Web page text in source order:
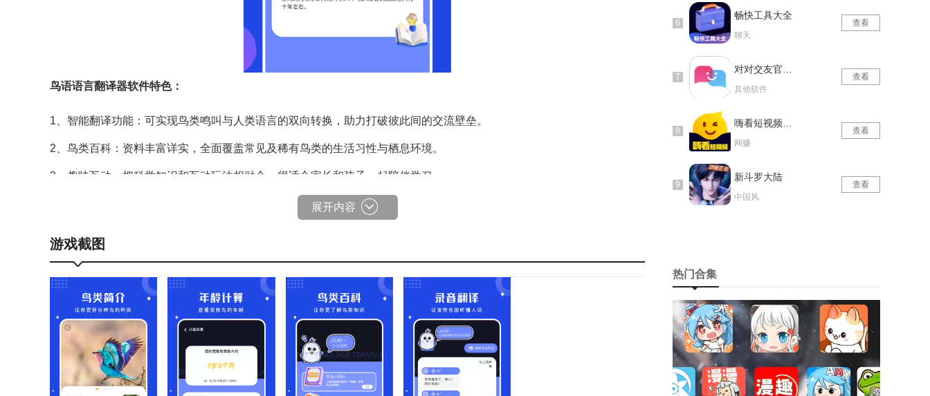
鸟语语言翻译器软件特色：
1、智能翻译功能：可实现鸟类鸣叫与人类语言的双向转换，助力打破彼此间的交流壁垒。
2、鸟类百科：资料丰富详实，全面覆盖常见及稀有鸟类的生活习性与栖息环境。
3、趣味互动：把科学知识和互动玩法相融合，很适合家长和孩子一起陪伴学习。
1、录音识别：实时捕捉鸟类叫声并进行智能识别与转换。
2、语音转换：支持人类语音转化为鸟类可听懂的鸣叫。
3、知识学习：提供鸟类百科内容，助力用户拓宽自然科学方面的认知。
鸟语语言翻译器软件功能：
1、趣味满满：用户评价翻译功能新奇有趣，提升了和鸟互动的乐趣。
2、寓教于乐：家长反馈该产品适合孩子使用，在寓教于乐方面效果十分突出。
展开内容
游戏截图
畅快工具大全
聊天
查看
其他软件
查看
网赚
查看
新斗罗大陆
中国风
查看
热门合集